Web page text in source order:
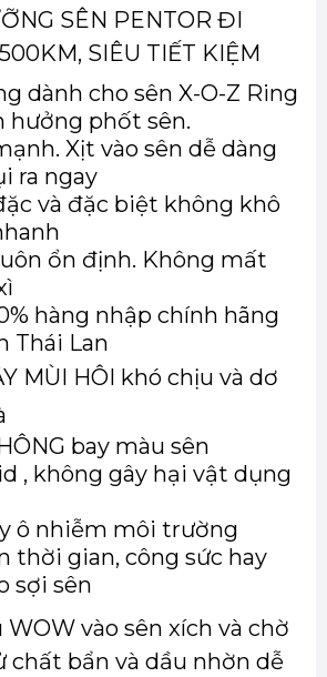
SÊN PENTOR ĐI
SIÊU TIẾT KIỆM
dành cho sên X-O-Z Ring
hưởng phốt sên.
Xịt vào sên dễ dàng
ra ngay
và đặc biệt không khô
ổn định. Không mất
hàng nhập chính hãng
Thái Lan
MÙI HÔI khó chịu và dơ
bay màu sên
, không gây hại vật dụng
ô nhiễm môi trường
thời gian, công sức hay
sợi sên
WOW vào sên xích và chờ
chất bẩn và dầu nhờn dễ